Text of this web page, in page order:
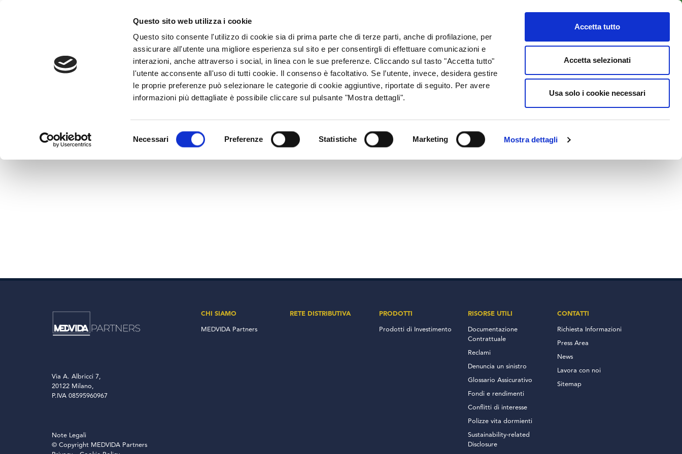
Questo sito web utilizza i cookie
Questo sito consente l'utilizzo di cookie sia di prima parte che di terze parti, anche di profilazione, per
assicurare all'utente una migliore esperienza sul sito e per consentirgli di effettuare comunicazioni e
interazioni, anche attraverso i social, in linea con le sue preferenze. Cliccando sul tasto "Accetta tutto"
l'utente acconsente all'uso di tutti cookie. Il consenso è facoltativo. Se l’utente, invece, desidera gestire
le proprie preferenze può selezionare le categorie di cookie aggiuntive, riportate di seguito. Per avere
informazioni più dettagliate è possibile cliccare sul pulsante "Mostra dettagli".
Necessari Preferenze Statistiche Marketing Mostra dettagli
Accetta tutto
Accetta selezionati
Usa solo i cookie necessari
CHI SIAMO RETE DISTRIBUTIVA PRODOTTI RISORSE UTILI NEWS & BLOG CONTATTI
Home>
IT0005244501
Via A. Albricci 7,
20122 Milano,
P.IVA 08595960967
Note Legali
© Copyright MEDVIDA Partners
CHI SIAMO
MEDVIDA Partners
RETE DISTRIBUTIVA PRODOTTI
Prodotti di Investimento
RISORSE UTILI
Documentazione
Contrattuale
Reclami
Denuncia un sinistro
Glossario Assicurativo
Fondi e rendimenti
Conflitti di interesse
Polizze vita dormienti
Sustainability-related
Disclosure
CONTATTI
Richiesta Informazioni
Press Area
News
Lavora con noi
Sitemap